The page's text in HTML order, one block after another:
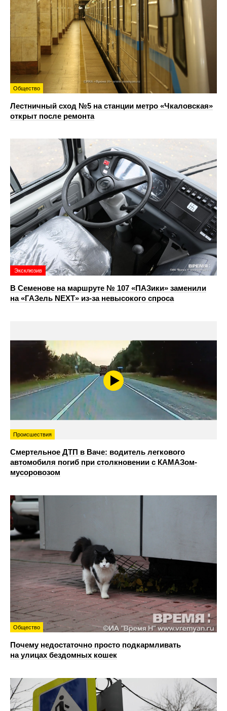
Общество
Лестничный сход №5 на станции метро «Чкаловская»
открыт после ремонта
Эксклюзив
В Семенове на маршруте № 107 «ПАЗики» заменили
на «ГАЗель NEXT» из‑за невысокого спроса
Происшествия
Смертельное ДТП в Ваче: водитель легкового
автомобиля погиб при столкновении с КАМАЗом-
мусоровозом
Общество
Почему недостаточно просто подкармливать
на улицах бездомных кошек